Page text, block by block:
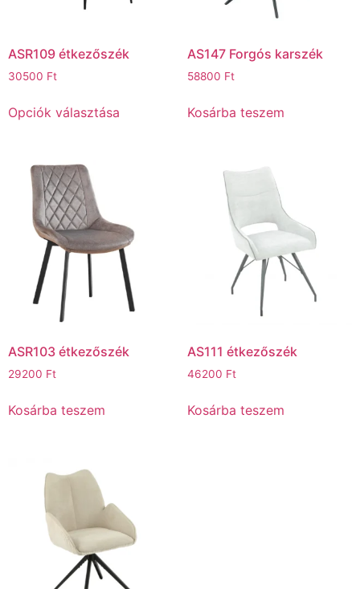
ASR109 étkezőszék
30500 Ft
Opciók választása
AS147 Forgós karszék
58800 Ft
Kosárba teszem
ASR103 étkezőszék
29200 Ft
Kosárba teszem
AS111 étkezőszék
46200 Ft
Kosárba teszem